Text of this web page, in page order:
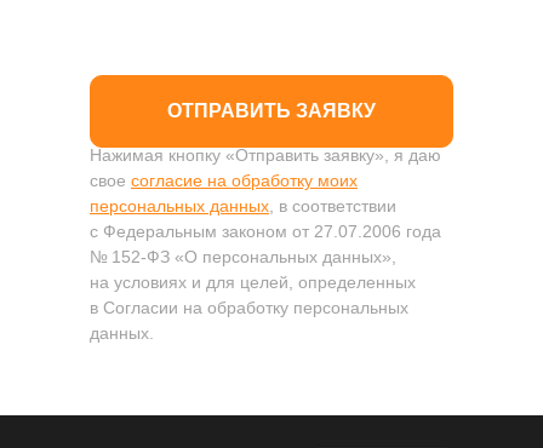
ОТПРАВИТЬ ЗАЯВКУ
Нажимая кнопку «Отправить заявку», я даю
свое согласие на обработку моих
персональных данных , в соответствии
с Федеральным законом от 27.07.2006 года
№ 152-ФЗ «О персональных данных»,
на условиях и для целей, определенных
в Согласии на обработку персональных
данных.